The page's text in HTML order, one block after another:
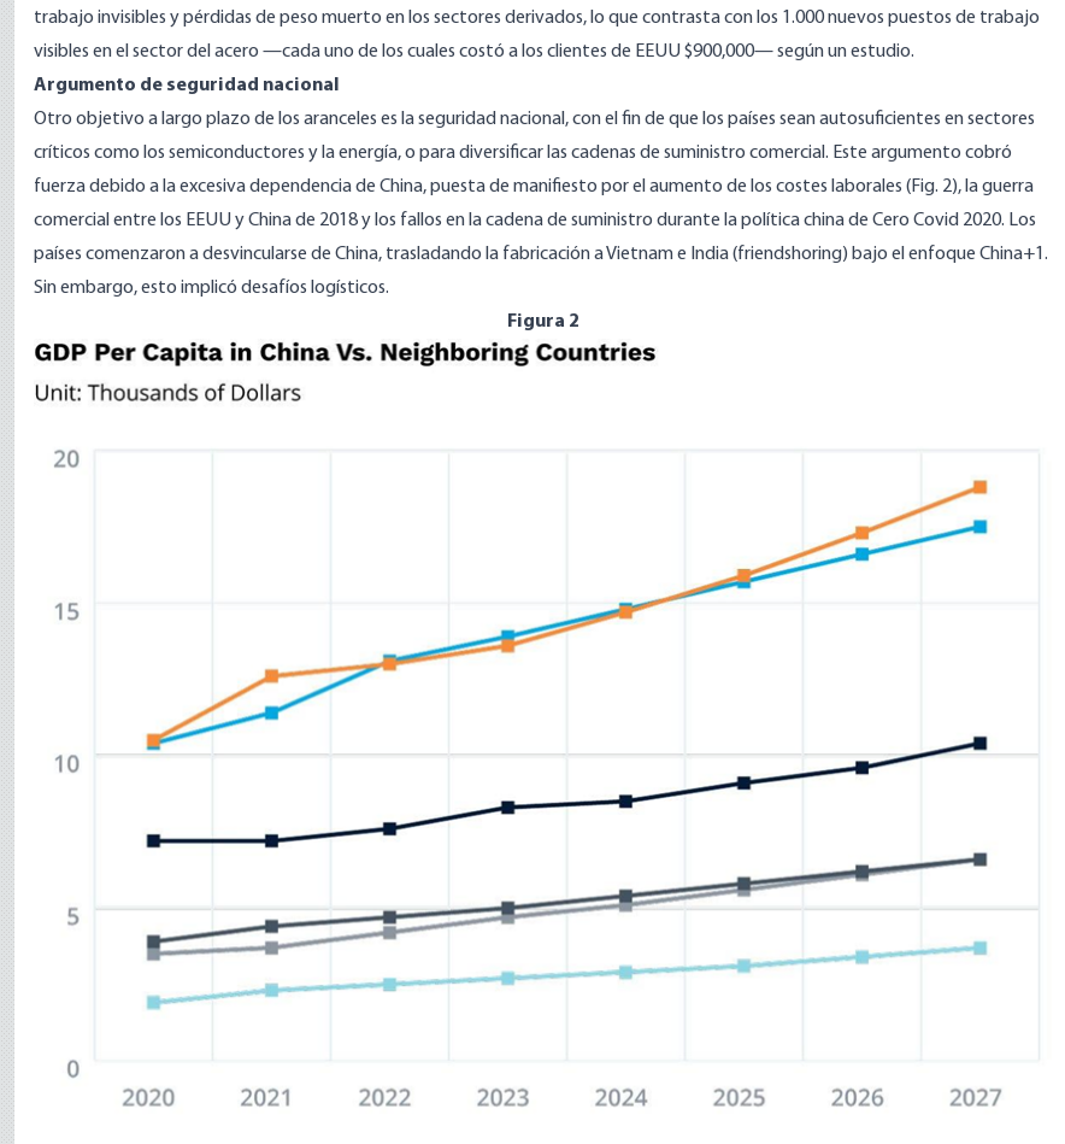
trabajo invisibles y pérdidas de peso muerto en los sectores derivados, lo que contrasta con los 1.000 nuevos puestos de trabajo
visibles en el sector del acero —cada uno de los cuales costó a los clientes de EEUU $900,000—según un estudio.
Argumento de seguridad nacional
Otro objetivo a largo plazo de los aranceles es la seguridad nacional, con el fin de que los países sean autosuficientes en sectores
críticos como los semiconductores y la energía, o para diversificar las cadenas de suministro comercial. Este argumento cobró
fuerza debido a la excesiva dependencia de China, puesta de manifiesto por el aumento de los costes laborales (Fig. 2), la guerra
comercial entre los EEUU y China de 2018 y los fallos en la cadena de suministro durante la política china de Cero Covid 2020. Los
países comenzaron a desvincularse de China, trasladando la fabricación a Vietnam e India (friendshoring) bajo el enfoque China+1.
Sin embargo, esto implicó desafíos logísticos.
Figura 2